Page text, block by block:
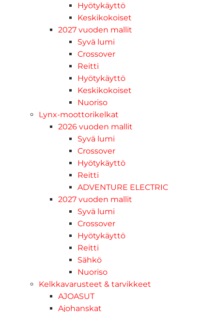
Hyötykäyttö
Keskikokoiset
2027 vuoden mallit
Syvä lumi
Crossover
Reitti
Hyötykäyttö
Keskikokoiset
Nuoriso
Lynx-moottorikelkat
2026 vuoden mallit
Syvä lumi
Crossover
Hyötykäyttö
Reitti
ADVENTURE ELECTRIC
2027 vuoden mallit
Syvä lumi
Crossover
Hyötykäyttö
Reitti
Sähkö
Nuoriso
Kelkkavarusteet & tarvikkeet
AJOASUT
Ajohanskat